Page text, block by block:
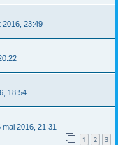
2016, 23:49
18:54
mai 2016, 21:31
1 2 3